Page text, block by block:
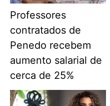
Professores
contratados de
Penedo recebem
aumento salarial de
cerca de 25%